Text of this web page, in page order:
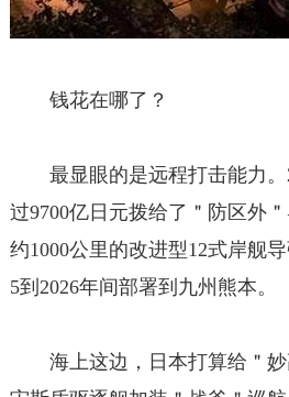
钱花在哪了？
最显眼的是远程打击能力
过9700亿日元拨给了＂防区外
约1000公里的改进型12式岸舰
5到2026年间部署到九州熊本。
海上这边，日本打算给＂